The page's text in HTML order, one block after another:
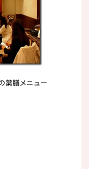
薬膳メニュー